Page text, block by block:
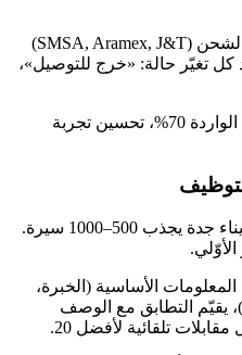
وكيل يربط مباشرة بشركة الشحن (SMSA, Aramex, J&T)
كل تغيّر حالة: «خرج للتوصيل»،
خفض الاستفسارات الواردة 70%، تحسين تجربة
فتح وظيفة في شركة ميناء جدة يجذب 500–1000 سيرة.
الأساسية (الخبرة،
يقيّم التطابق مع الوصف
تلقائية لأفضل 20.